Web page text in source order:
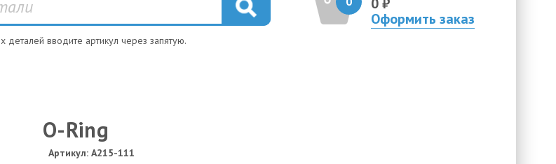
Оформить заказ
деталей вводите артикул через запятую.
O-Ring
Артикул: A215-111